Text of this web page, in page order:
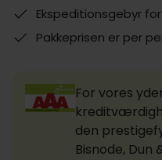
Ekspeditionsgebyr
Pakkeprisen er per
For vores
den
Bisnode, Dun